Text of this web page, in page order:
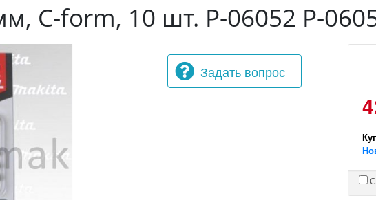
C-form, 10 шт. P-06052 P-
Задать вопрос